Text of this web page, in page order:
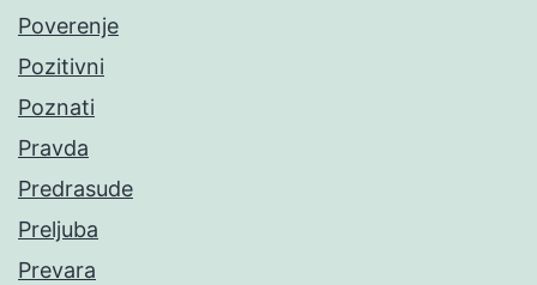
Poverenje
Pozitivni
Poznati
Pravda
Predrasude
Preljuba
Prevara